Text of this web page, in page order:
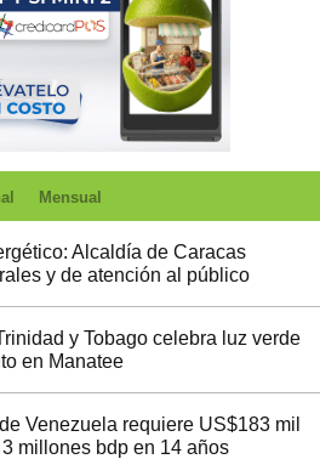
Mensual
Alcaldía de Caracas
y de atención al público
y Tobago celebra luz verde
en Manatee
Venezuela requiere US$183 mil
millones bdp en 14 años